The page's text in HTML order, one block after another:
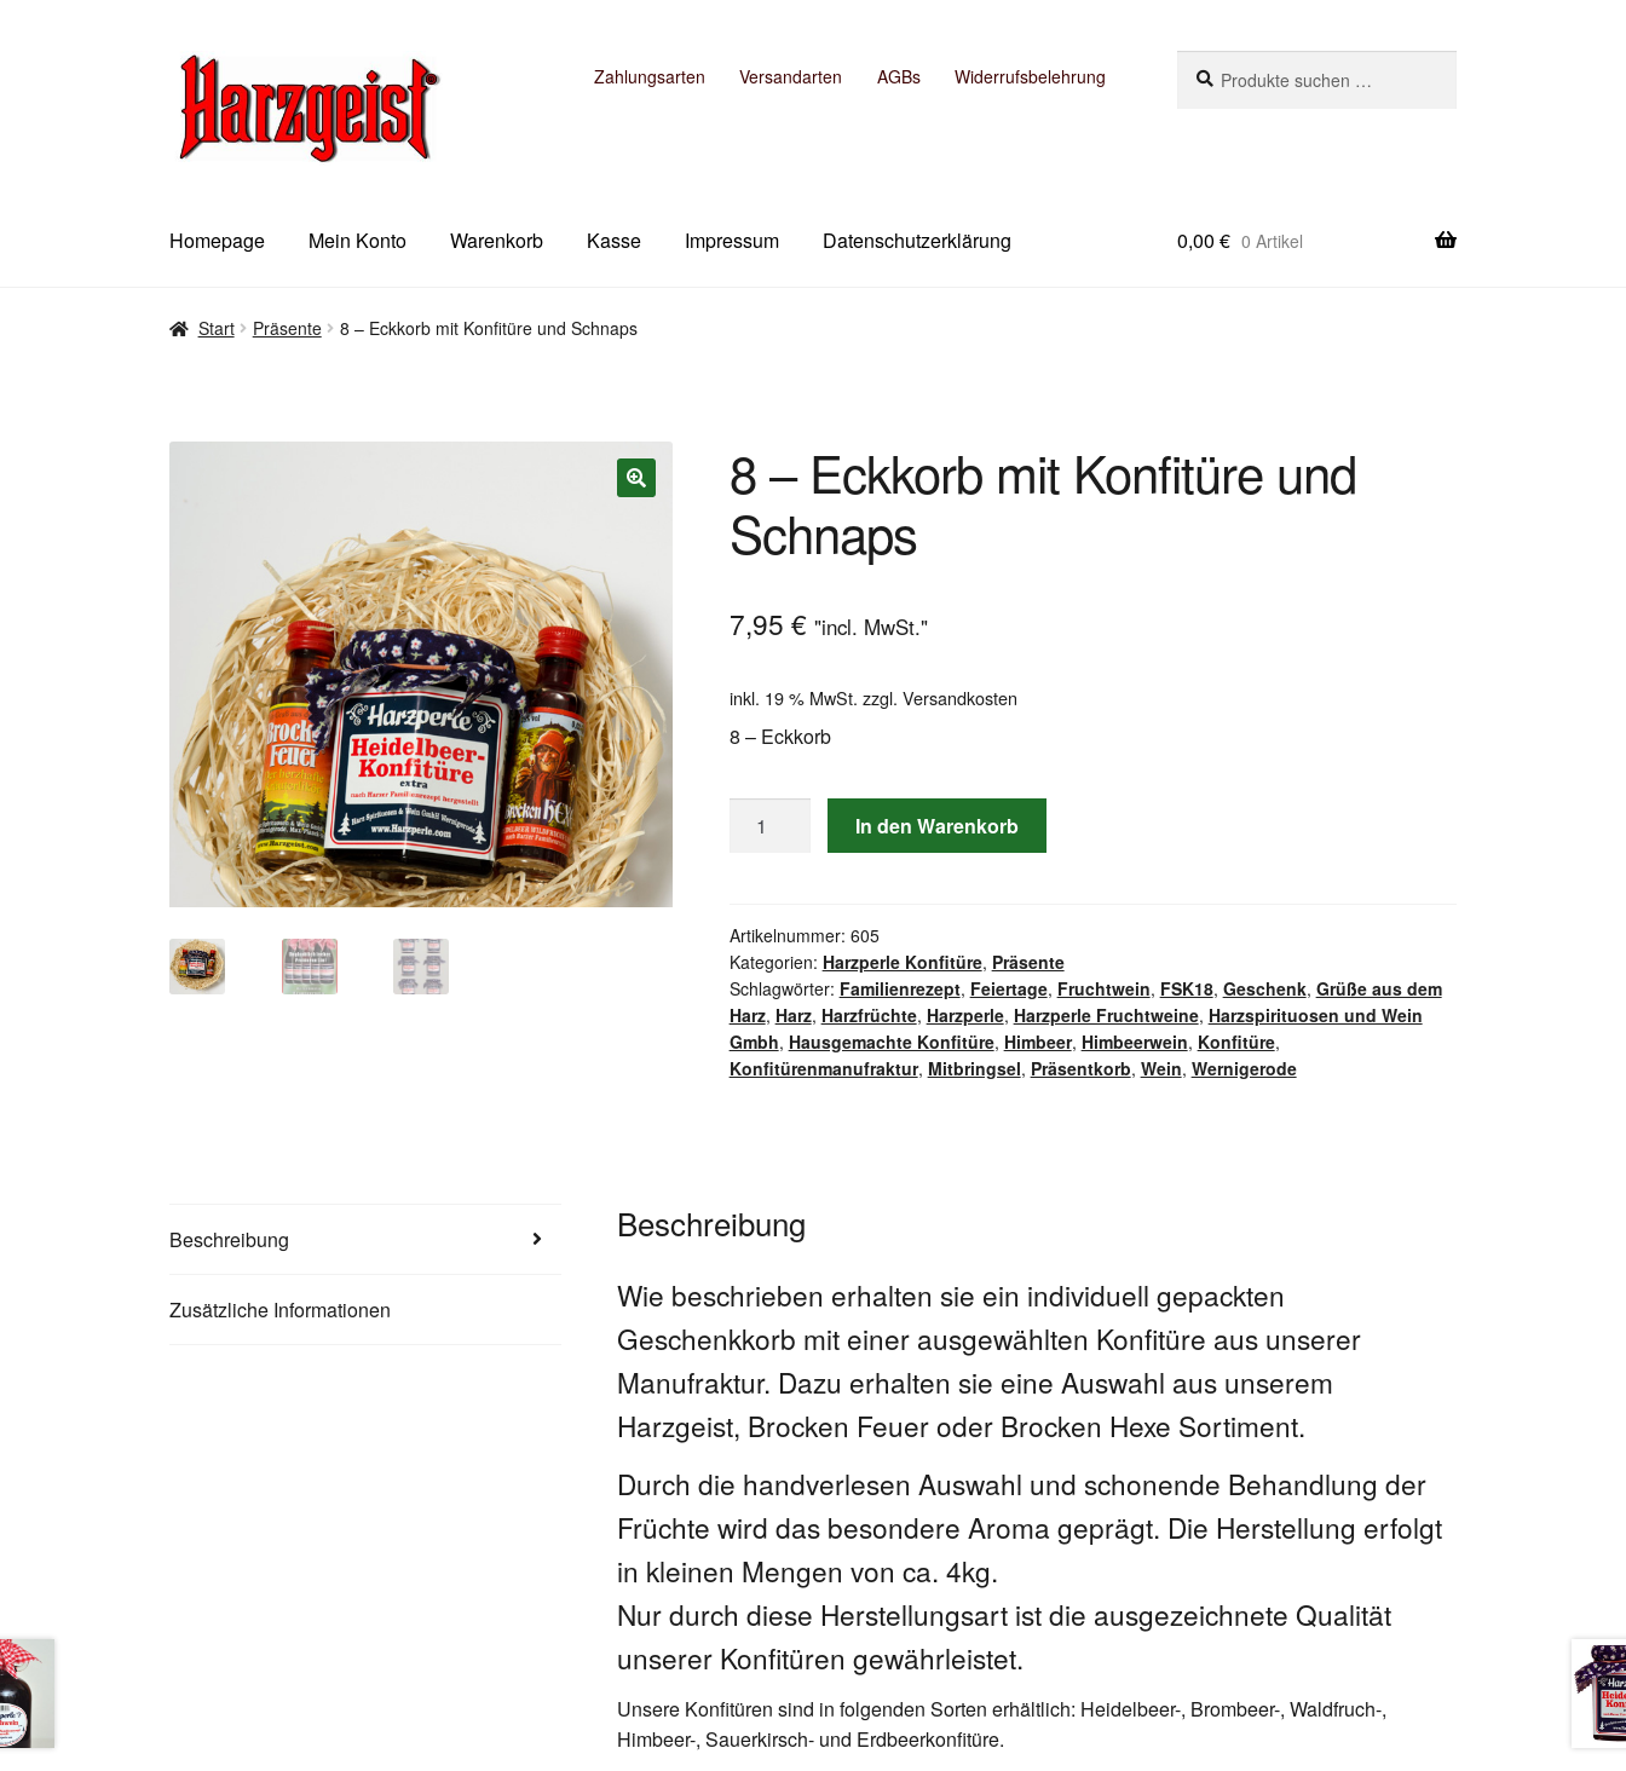
Zur
Navigation
springen
Zum
Inhalt
springen
Zahlungsarten Versandarten AGBs Widerrufsbelehrung
nach:
Homepage Mein Konto Warenkorb Kasse Impressum Datenschutzerklärung
StartAGBs DatenschutzerklärungImpressum KasseMein Konto
0,00 € 0 Artikel
Start Präsente 8 – Eckkorb mit Konfitüre und Schnaps
8 – Eckkorb mit Konfitüre und
Schnaps
7,95 € "incl. MwSt."
inkl. 19 % MwSt. zzgl. Versandkosten
8 – Eckkorb
Konfitüre
und
Schnaps
Menge
In den Warenkorb
Artikelnummer: 605
Kategorien: Harzperle Konfitüre, Präsente
Schlagwörter: Familienrezept, Feiertage, Fruchtwein, FSK18, Geschenk, Grüße aus dem
Harz, Harz, Harzfrüchte, Harzperle, Harzperle Fruchtweine, Harzspirituosen und Wein
Gmbh, Hausgemachte Konfitüre, Himbeer, Himbeerwein, Konfitüre,
Konfitürenmanufraktur, Mitbringsel, Präsentkorb, Wein, Wernigerode
Beschreibung
Zusätzliche Informationen
Beschreibung
Wie beschrieben erhalten sie ein individuell gepackten
Geschenkkorb mit einer ausgewählten Konfitüre aus unserer
Manufraktur. Dazu erhalten sie eine Auswahl aus unserem
Harzgeist, Brocken Feuer oder Brocken Hexe Sortiment.
Durch die handverlesen Auswahl und schonende Behandlung der
Früchte wird das besondere Aroma geprägt. Die Herstellung erfolgt
in kleinen Mengen von ca. 4kg.
Nur durch diese Herstellungsart ist die ausgezeichnete Qualität
unserer Konfitüren gewährleistet.
Unsere Konfitüren sind in folgenden Sorten erhältlich: Heidelbeer-, Brombeer-, Waldfruch-,
Himbeer-, Sauerkirsch- und Erdbeerkonfitüre.